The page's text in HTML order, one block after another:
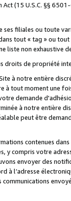
Act (15 U.S.C. §§
filiales ou toute
tout « tag » ou
liste non exhaustive
droits de propriété
à notre entière
à tout moment une
demande
à notre entière
peut être
contenues
y compris votre
envoyer des
à l’adresse